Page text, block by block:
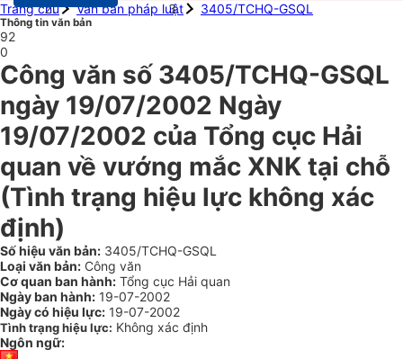
Trang chủ
Văn bản pháp luật 3405/TCHQ-GSQL
Thông tin văn bản
92
0
Công văn số 3405/TCHQ-GSQL
ngày 19/07/2002 Ngày
19/07/2002 của Tổng cục Hải
quan về vướng mắc XNK tại chỗ
(Tình trạng hiệu lực không xác
định)
Số hiệu văn bản: 3405/TCHQ-GSQL
Loại văn bản: Công văn
Cơ quan ban hành: Tổng cục Hải quan
Ngày ban hành: 19-07-2002
Ngày có hiệu lực: 19-07-2002
Tình trạng hiệu lực: Không xác định
Ngôn ngữ: